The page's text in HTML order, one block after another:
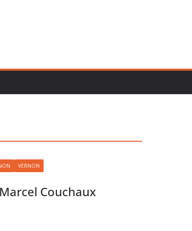
VERNON
Couchaux